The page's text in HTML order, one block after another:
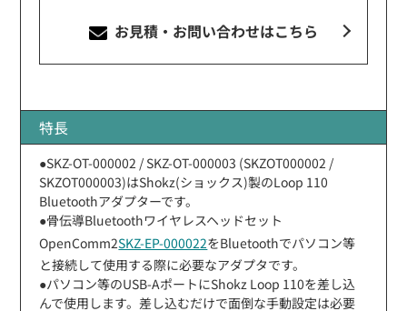
お見積・お問い合わせはこちら
特長
●SKZ-OT-000002 / SKZ-OT-000003 (SKZOT000002 /
SKZOT000003)はShokz(ショックス)製のLoop 110
Bluetoothアダプターです。
●骨伝導Bluetoothワイヤレスヘッドセット
OpenComm2SKZ-EP-000022をBluetoothでパソコン等
と接続して使用する際に必要なアダプタです。
●パソコン等のUSB-AポートにShokz Loop 110を差し込
んで使用します。差し込むだけで面倒な手動設定は必要